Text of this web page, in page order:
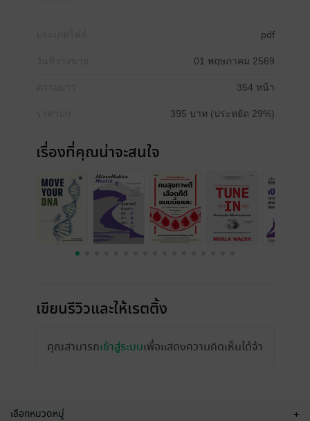
pdf
01 พฤษภาคม 2569
354 หน้า
395 บาท (ประหยัด 29%)
เรื่องที่คุณน่าจะสนใจ
เขียนรีวิวและให้เรตติ้ง
คุณสามารถเข้าสู่ระบบเพื่อแสดงความคิดเห็นได้จ้า
เลือกหมวดหมู่ +